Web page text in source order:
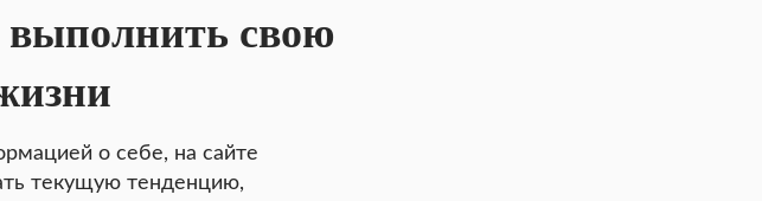
свою
о себе, на сайте
текущую тенденцию,